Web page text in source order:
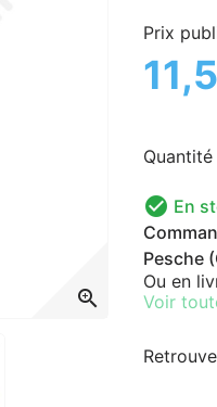
zoom_in
Prix
Quantité
 En
Pesche
Ou en
Voir